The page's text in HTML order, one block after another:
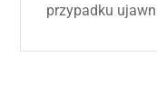
przypadku